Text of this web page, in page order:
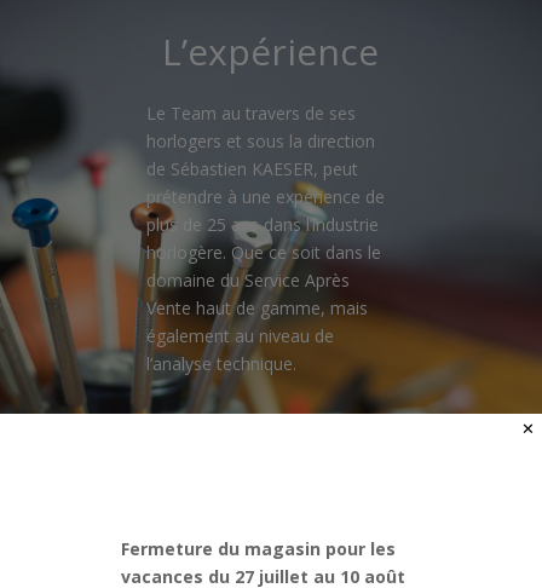
L’expérience
Le Team au travers de ses
horlogers et sous la direction
de Sébastien KAESER, peut
prétendre à une expérience de
plus de 25 ans dans l’industrie
horlogère. Que ce soit dans le
domaine du Service Après
Vente haut de gamme, mais
également au niveau de
l’analyse technique.
✕
Fermeture du magasin pour les
vacances du 27 juillet au 10 août